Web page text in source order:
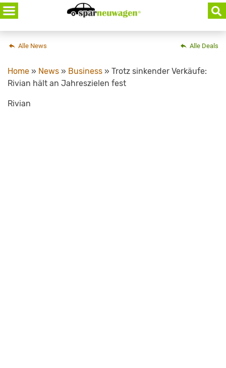
Skip
to
content
Alle Deals
Alle News
Home » News » Business » Trotz sinkender Verkäufe:
Rivian hält an Jahreszielen fest
Rivian